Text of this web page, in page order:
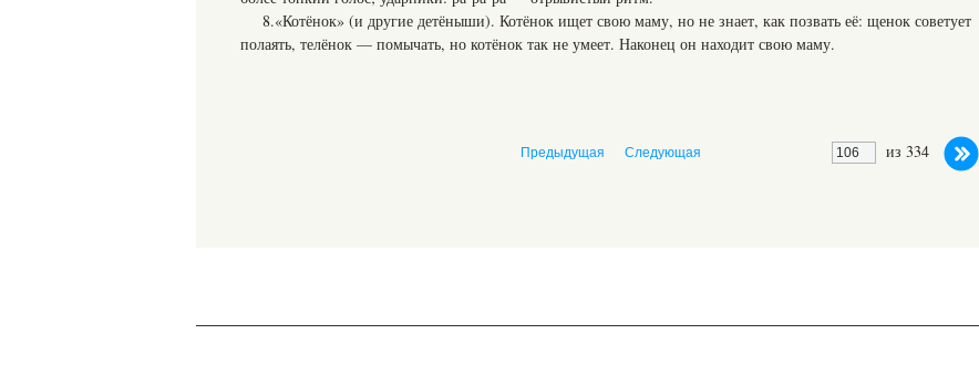
8.«Котёнок» (и другие детёныши). Котёнок ищет свою маму, но не знает, как позвать её: щенок советует
полаять, телёнок — помычать, но котёнок так не умеет. Наконец он находит свою маму.
из 334
Предыдущая Следующая